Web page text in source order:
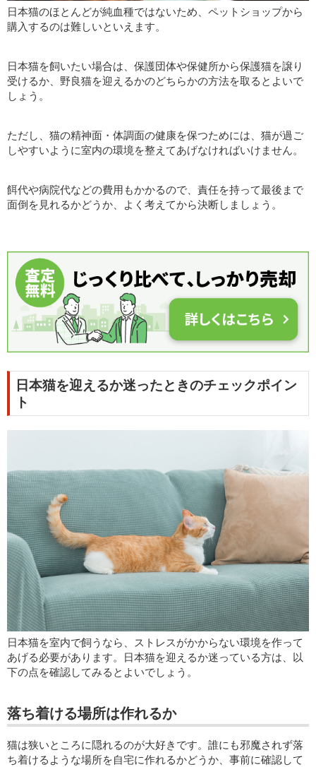
日本猫のほとんどが純血種ではないため、ペットショップから
購入するのは難しいといえます。
日本猫を飼いたい場合は、保護団体や保健所から保護猫を譲り
受けるか、野良猫を迎えるかのどちらかの方法を取るとよいで
しょう。
ただし、猫の精神面・体調面の健康を保つためには、猫が過ご
しやすいように室内の環境を整えてあげなければいけません。
餌代や病院代などの費用もかかるので、責任を持って最後まで
面倒を見れるかどうか、よく考えてから決断しましょう。
日本猫を迎えるか迷ったときのチェックポイン
ト
日本猫を室内で飼うなら、ストレスがかからない環境を作って
あげる必要があります。日本猫を迎えるか迷っている方は、以
下の点を確認してみるとよいでしょう。
落ち着ける場所は作れるか
猫は狭いところに隠れるのが大好きです。誰にも邪魔されず落
ち着けるような場所を自宅に作れるかどうか、事前に確認して